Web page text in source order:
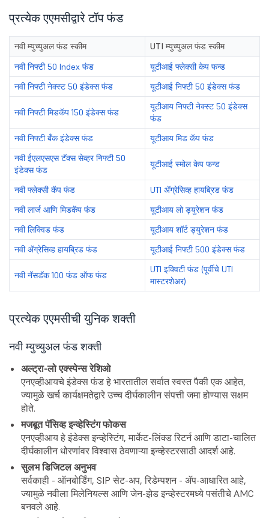
प्रत्येक एएमसीद्वारे टॉप फंड
नवी म्युच्युअल फंड स्कीम
UTI म्युच्युअल फंड स्कीम
नवी निफ्टी 50 Index फंड
यूटीआई फ्लेक्सी केप फन्ड
नवी निफ्टी नेक्स्ट 50 इंडेक्स फंड
यूटीआई निफ्टी 50 इंडेक्स फंड
नवी निफ्टी मिडकॅप 150 इंडेक्स फंड
यूटीआय निफ्टी नेक्स्ट 50 इंडेक्स
फंड
नवी निफ्टी बँक इंडेक्स फंड
यूटीआय मिड कॅप फंड
नवी ईएलएसएस टॅक्स सेव्हर निफ्टी 50
इंडेक्स फंड
यूटीआई स्मोल केप फन्ड
नवी फ्लेक्सी कॅप फंड
UTI ॲग्रेसिव्ह हायब्रिड फंड
नवी लार्ज आणि मिडकॅप फंड
यूटीआय लो ड्युरेशन फंड
नवी लिक्विड फंड
यूटीआय शॉर्ट ड्युरेशन फंड
नवी ॲग्रेसिव्ह हायब्रिड फंड
यूटीआई निफ्टी 500 इंडेक्स फंड
नवी नॅसडॅक 100 फंड ऑफ फंड
UTI इक्विटी फंड (पूर्वीचे UTI
मास्टरशेअर)
प्रत्येक एएमसीची युनिक शक्ती
नवी म्युच्युअल फंड शक्ती
अल्ट्रा-लो एक्स्पेन्स रेशिओ
एनएव्हीआयचे इंडेक्स फंड हे भारतातील सर्वात स्वस्त पैकी एक आहेत,
ज्यामुळे खर्च कार्यक्षमतेद्वारे उच्च दीर्घकालीन संपत्ती जमा होण्यास सक्षम
होते.
मजबूत पॅसिव्ह इन्व्हेस्टिंग फोकस
एनएव्हीआय हे इंडेक्स इन्व्हेस्टिंग, मार्केट-लिंक्ड रिटर्न आणि डाटा-चालित
दीर्घकालीन धोरणांवर विश्वास ठेवणाऱ्या इन्व्हेस्टरसाठी आदर्श आहे.
सुलभ डिजिटल अनुभव
सर्वकाही - ऑनबोर्डिंग, SIP सेट-अप, रिडेम्पशन - ॲप-आधारित आहे,
ज्यामुळे नवीला मिलेनियल्स आणि जेन-झेड इन्व्हेस्टरमध्ये पसंतीचे AMC
बनवले आहे.